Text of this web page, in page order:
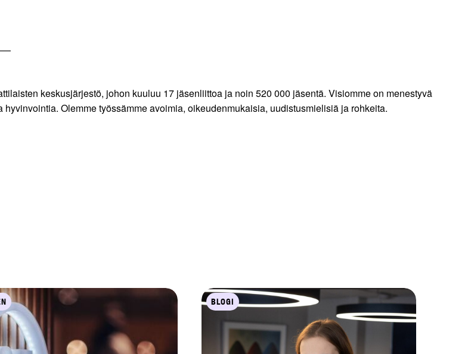
keskusjärjestö, johon kuuluu 17 jäsenliittoa ja noin 520 000 jäsentä. Visiomme on menestyvä
Olemme työssämme avoimia, oikeudenmukaisia, uudistusmielisiä ja rohkeita.
BLOGI